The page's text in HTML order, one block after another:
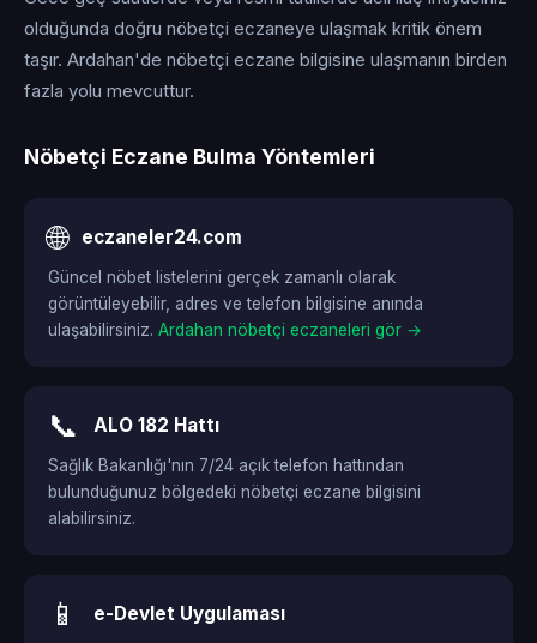
olduğunda doğru nöbetçi eczaneye ulaşmak kritik önem
taşır. Ardahan'de nöbetçi eczane bilgisine ulaşmanın birden
fazla yolu mevcuttur.
Nöbetçi Eczane Bulma Yöntemleri
🌐 eczaneler24.com
Güncel nöbet listelerini gerçek zamanlı olarak
görüntüleyebilir, adres ve telefon bilgisine anında
ulaşabilirsiniz. Ardahan nöbetçi eczaneleri gör →
📞 ALO 182 Hattı
Sağlık Bakanlığı'nın 7/24 açık telefon hattından
bulunduğunuz bölgedeki nöbetçi eczane bilgisini
alabilirsiniz.
📱 e-Devlet Uygulaması